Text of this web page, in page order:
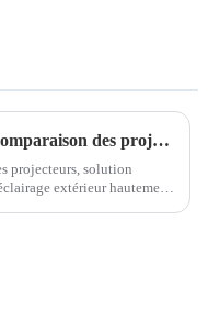
Comparaison des projecteurs : LED et halogène
projecteurs, solution
extérieur hautement